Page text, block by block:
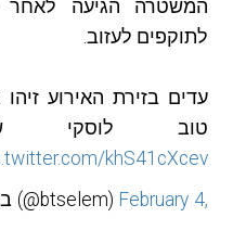
לתוקפים לעזוב.
עדים בזירת האירוע
טוב לוסקי
khS41cXcev
— B'Tselem בצלם بتسيلم (@btselem) February 4,